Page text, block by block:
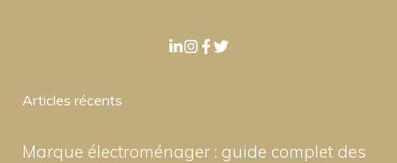
Articles récents
Marque électroménager : guide complet des